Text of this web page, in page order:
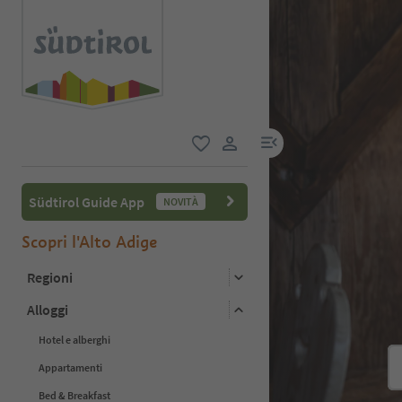
user link
menu link
Südtirol Guide App NOVITÀ
Scopri l'Alto Adige
Regioni
Alloggi
Hotel e alberghi
Appartamenti
Bed & Breakfast